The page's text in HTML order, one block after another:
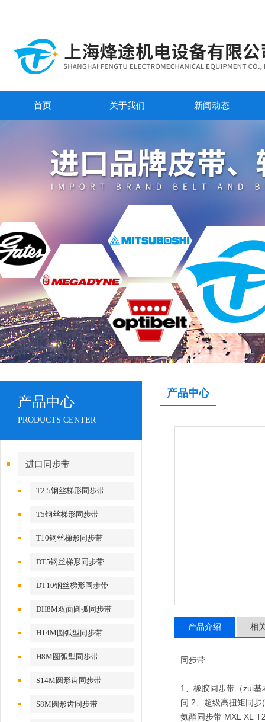
首页 关于我们 新闻动态
产品中心
PRODUCTS CENTER
进口同步带
T2.5钢丝梯形同步带
T5钢丝梯形同步带
T10钢丝梯形同步带
DT5钢丝梯形同步带
DT10钢丝梯形同步带
DH8M双面圆弧同步带
H14M圆弧型同步带
H8M圆弧型同步带
S14M圆形齿同步带
S8M圆形齿同步带
产品中心
产品介绍 相
同步带
1、橡胶同步带（zui
间 2、超级高扭矩同
氨酯同步带 MXL XL